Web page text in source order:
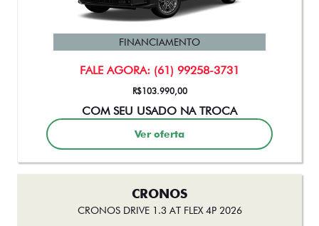
FALE AGORA: (61) 99258-3731
FINANCIAMENTO
R$103.990,00
COM SEU USADO NA TROCA
Ver oferta
CRONOS
CRONOS DRIVE 1.3 AT FLEX 4P 2026